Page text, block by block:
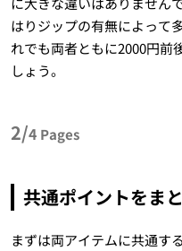
はりジップの有無によって
れでも両者ともに2000円前
しょう。
2/4 Pages
共通ポイントをま
まずは両アイテムに共通す